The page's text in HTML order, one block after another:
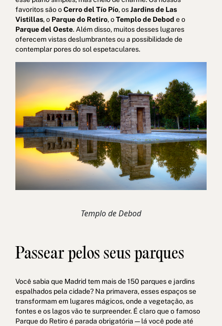
favoritos são oCerro del Tío Pío, osJardins de Las
Vistillas, o Parque do Retiro, oTemplo de Debod e o
Parque del Oeste. Além disso, muitos desses lugares
oferecem vistas deslumbrantes ou a possibilidade de
contemplar pores do sol espetaculares.
Templo de Debod
Passear pelos seus parques
Você sabia que Madrid tem mais de 150 parques e jardins
espalhados pela cidade? Na primavera, esses espaços se
transformam em lugares mágicos, onde a vegetação, as
fontes e os lagos vão te surpreender. É claro que o famoso
Parque do Retiro é parada obrigatória — lá você pode até